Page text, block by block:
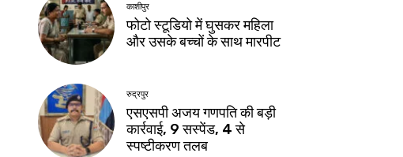
काशीपुर
फोटो स्टूडियो में घुसकर महिला
और उसके बच्चों के साथ मारपीट
रुद्रपुर
एसएसपी अजय गणपति की बड़ी
कार्रवाई, 9 सस्पेंड, 4 से
स्पष्टीकरण तलब